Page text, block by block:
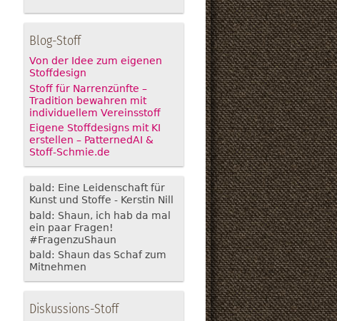
Blog-Stoff
Von der Idee zum eigenen
Stoffdesign
Stoff für Narrenzünfte –
Tradition bewahren mit
individuellem Vereinsstoff
Eigene Stoffdesigns mit KI
erstellen – PatternedAI &
Stoff-Schmie.de
bald: Eine Leidenschaft für
Kunst und Stoffe - Kerstin Nill
bald: Shaun, ich hab da mal
ein paar Fragen!
#FragenzuShaun
bald: Shaun das Schaf zum
Mitnehmen
Diskussions-Stoff